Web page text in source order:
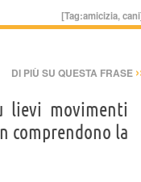
[Tag:amicizia,cani
DI PIÙ SU QUESTA FRASE
movimenti
comprendono la